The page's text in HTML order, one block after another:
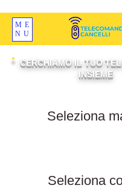
ME
NU
CERCHIAMO IL TUO
INSIEME